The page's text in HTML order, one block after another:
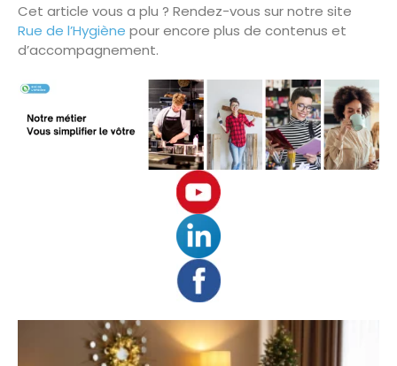
Cet article vous a plu ? Rendez-vous sur notre site
Rue de l’Hygiène pour encore plus de contenus et
d’accompagnement.